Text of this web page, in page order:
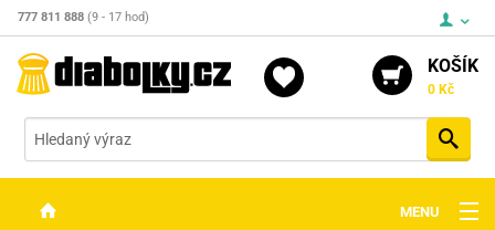
777 811 888 (9 - 17 hod)
KOŠÍK
0 Kč
MENU